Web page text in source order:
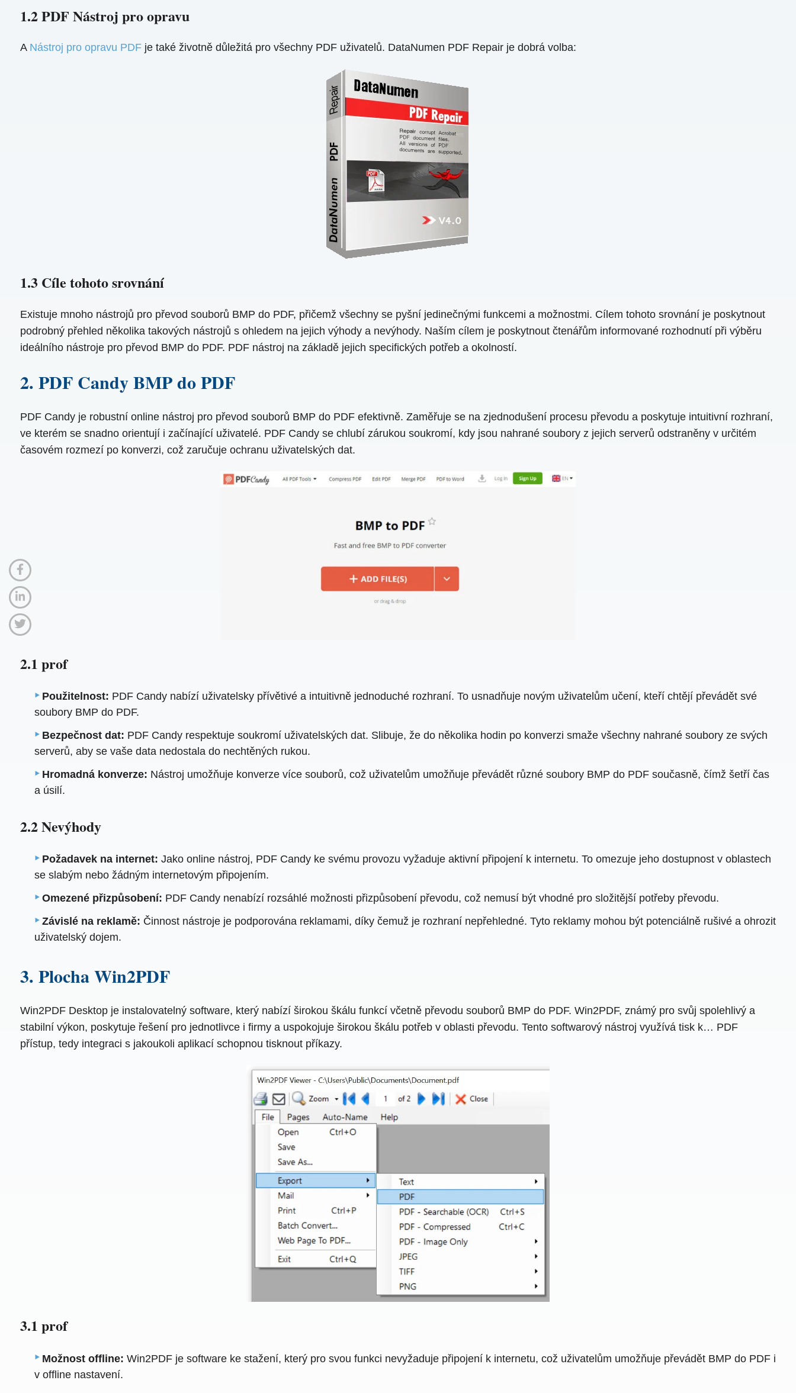
1.2 PDF Nástroj pro opravu
A Nástroj pro opravu PDFje také životně důležitá pro všechny PDF uživatelů. DataNumen PDF Repair je dobrá volba:
1.3 Cíle tohoto srovnání
Existuje mnoho nástrojů pro převod souborů BMP do PDF, přičemž všechny se pyšní jedinečnými funkcemi a možnostmi. Cílem tohoto srovnání je poskytnout
podrobný přehled několika takových nástrojů s ohledem na jejich výhody a nevýhody. Naším cílem je poskytnout čtenářům informované rozhodnutí při výběru
ideálního nástroje pro převod BMP do PDF. PDF nástroj na základě jejich specifických potřeb a okolností.
2. PDF Candy BMP do PDF
PDF Candy je robustní online nástroj pro převod souborů BMP do PDF efektivně. Zaměřuje se na zjednodušení procesu převodu a poskytuje intuitivní rozhraní,
ve kterém se snadno orientují i ​​začínající uživatelé. PDF Candy se chlubí zárukou soukromí, kdy jsou nahrané soubory z jejich serverů odstraněny v určitém
časovém rozmezí po konverzi, což zaručuje ochranu uživatelských dat.
2.1 prof
Použitelnost: PDF Candy nabízí uživatelsky přívětivé a intuitivně jednoduché rozhraní. To usnadňuje novým uživatelům učení, kteří chtějí převádět své
soubory BMP do PDF.
Bezpečnost dat: PDF Candy respektuje soukromí uživatelských dat. Slibuje, že do několika hodin po konverzi smaže všechny nahrané soubory ze svých
serverů, aby se vaše data nedostala do nechtěných rukou.
Hromadná konverze: Nástroj umožňuje konverze více souborů, což uživatelům umožňuje převádět různé soubory BMP do PDF současně, čímž šetří čas
a úsilí.
2.2 Nevýhody
Požadavek na internet: Jako online nástroj, PDF Candy ke svému provozu vyžaduje aktivní připojení k internetu. To omezuje jeho dostupnost v oblastech
se slabým nebo žádným internetovým připojením.
Omezené přizpůsobení: PDF Candy nenabízí rozsáhlé možnosti přizpůsobení převodu, což nemusí být vhodné pro složitější potřeby převodu.
Závislé na reklamě: Činnost nástroje je podporována reklamami, díky čemuž je rozhraní nepřehledné. Tyto reklamy mohou být potenciálně rušivé a ohrozit
uživatelský dojem.
3. Plocha Win2PDF
Win2PDF Desktop je instalovatelný software, který nabízí širokou škálu funkcí včetně převodu souborů BMP do PDF. Win2PDF, známý pro svůj spolehlivý a
stabilní výkon, poskytuje řešení pro jednotlivce i firmy a uspokojuje širokou škálu potřeb v oblasti převodu. Tento softwarový nástroj využívá tisk k… PDF
přístup, tedy integraci s jakoukoli aplikací schopnou tisknout příkazy.
3.1 prof
Možnost offline: Win2PDF je software ke stažení, který pro svou funkci nevyžaduje připojení k internetu, což uživatelům umožňuje převádět BMP do PDF i
v offline nastavení.